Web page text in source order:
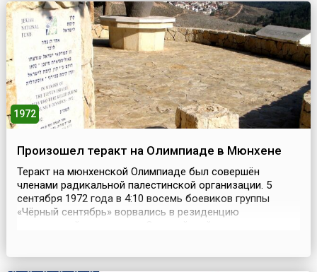
Бельгии, Нидерландов и Люксембурга. Таможенно-
экономический ...
1972
Произошел теракт на Олимпиаде в Мюнхене
Теракт на мюнхенской Олимпиаде был совершён
членами радикальной палестинской организации. 5
сентября 1972 года в 4:10 восемь боевиков группы
«Чёрный сентябрь» ворвались в резиденцию